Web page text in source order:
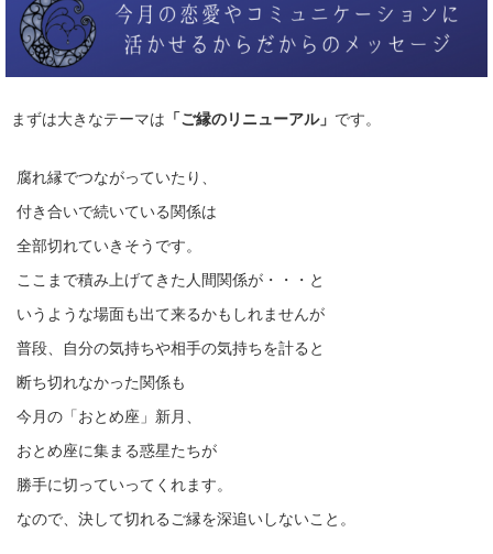
まずは大きなテーマは 「ご縁のリニューアル」 です。
腐れ縁でつながっていたり、
付き合いで続いている関係は
全部切れていきそうです。
ここまで積み上げてきた人間関係が・・・と
いうような場面も出て来るかもしれませんが
普段、自分の気持ちや相手の気持ちを計ると
断ち切れなかった関係も
今月の「おとめ座」新月、
おとめ座に集まる惑星たちが
勝手に切っていってくれます。
なので、決して切れるご縁を深追いしないこと。